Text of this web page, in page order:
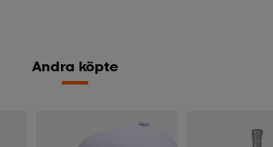
Andra köpte